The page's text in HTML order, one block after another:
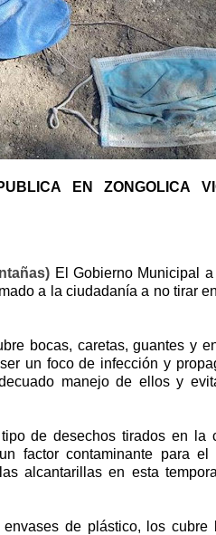
ENZONGOLICA
El Gobierno Municipal a
a la ciudadanía a no tirar
bocas, caretas, guantes y
un foco de infección y
manejo de ellos y
de desechos tirados en la
factor contaminante para el
alcantarillas en esta
de plástico, los cubre